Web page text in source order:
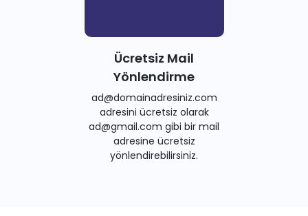
Ücretsiz Mail
Yönlendirme
ad@domainadresiniz.com
adresini ücretsiz olarak
ad@gmail.com gibi bir mail
adresine ücretsiz
yönlendirebilirsiniz.